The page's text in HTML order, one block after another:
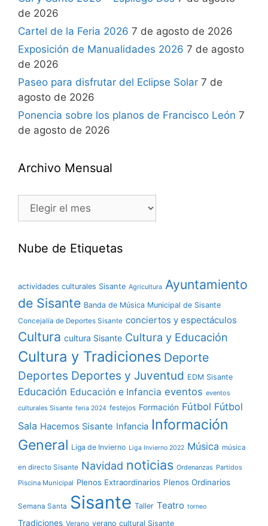
de 2026
Cartel de la Feria 2026 7 de agosto de 2026
Exposición de Manualidades 2026 7 de agosto
de 2026
Paseo para disfrutar del Eclipse Solar 7 de
agosto de 2026
Ponencia sobre los planos de Francisco León 7
de agosto de 2026
Archivo Mensual
Nube de Etiquetas
actividades culturales Sisante Agricultura Ayuntamiento
de Sisante Banda de Música Municipal de Sisante
Concejalía de Deportes Sisante conciertos y espectáculos
Cultura cultura Sisante Cultura y Educación
Cultura y Tradiciones Deporte
Deportes Deportes y Juventud EDM Sisante
Educación Educación e Infancia eventos eventos
culturales Sisante feria 2024 festejos Formación Fútbol Fútbol
Sala Hacemos Sisante Infancia Información
General Liga de Invierno Liga Invierno 2022 Música música
en directo Sisante Navidad noticias Ordenanzas Partidos
Piscina Municipal Plenos Extraordinarios Plenos Ordinarios
Semana Santa Sisante Taller Teatro torneo
Tradiciones Verano verano cultural Sisante